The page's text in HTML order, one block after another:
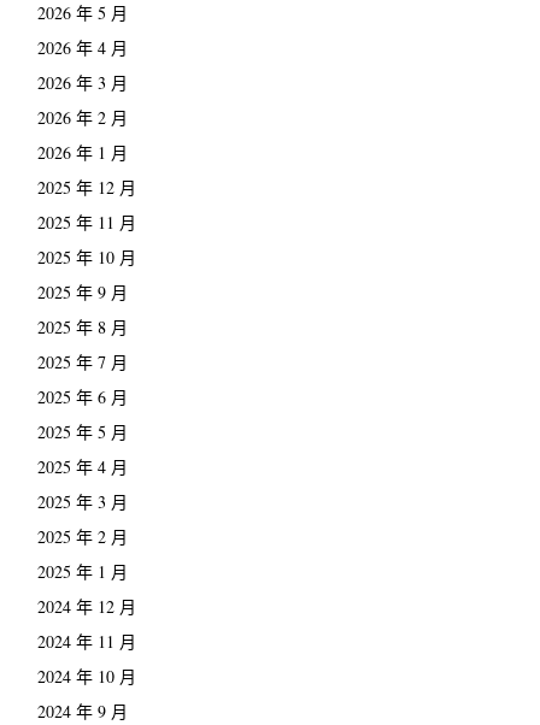
2026 年 5 月
2026 年 4 月
2026 年 3 月
2026 年 2 月
2026 年 1 月
2025 年 12 月
2025 年 11 月
2025 年 10 月
2025 年 9 月
2025 年 8 月
2025 年 7 月
2025 年 6 月
2025 年 5 月
2025 年 4 月
2025 年 3 月
2025 年 2 月
2025 年 1 月
2024 年 12 月
2024 年 11 月
2024 年 10 月
2024 年 9 月